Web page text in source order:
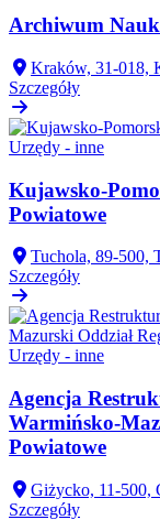
Archiwum
Kraków, 31-018,
Szczegóły
Urzędy - inne
Kujawsko-
Powiatowe
Tuchola, 89-500,
Szczegóły
Urzędy - inne
Agencja
Warmińsko-
Powiatowe
Giżycko, 11-500,
Szczegóły